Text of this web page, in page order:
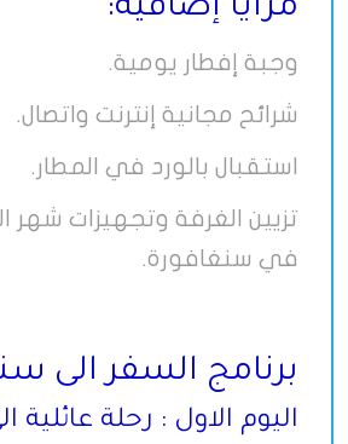
مزايا إضافية:
وجبة إفطار يومية.
شرائح مجانية إنترنت واتصال.
استقبال بالورد في المطار.
تزيين الغرفة وتجهيزات شهر
في سنغافورة.
برنامج السفر الى
اليوم الاول : رحلة عائلية